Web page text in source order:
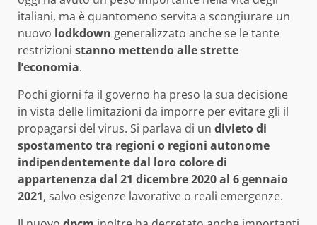
italiani, ma è quantomeno servita a scongiurare un
nuovo lodkdown generalizzato anche se le tante
restrizioni stanno mettendo alle strette
l’economia.
Pochi giorni fa il governo ha preso la sua decisione
in vista delle limitazioni da imporre per evitare gli il
propagarsi del virus. Si parlava di un divieto di
spostamento tra regioni o regioni autonome
indipendentemente dal loro colore di
appartenenza dal 21 dicembre 2020 al 6 gennaio
2021, salvo esigenze lavorative o reali emergenze.